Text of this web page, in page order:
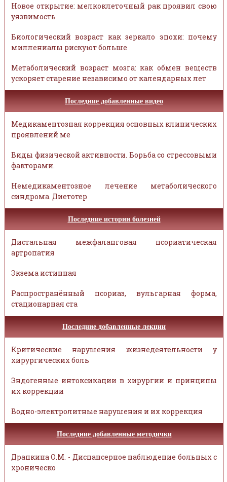
Новое открытие: мелкоклеточный рак проявил свою
уязвимость
Биологический возраст как зеркало эпохи: почему
миллениалы рискуют больше
Метаболический возраст мозга: как обмен веществ
ускоряет старение независимо от календарных лет
Последние добавленные видео
Медикаментозная коррекция основных клинических
проявлений ме
Виды физической активности. Борьба со стрессовыми
факторами.
Немедикаментозное лечение метаболического
синдрома. Диетотер
Последние истории болезней
Дистальная межфаланговая псориатическая
артропатия
Экзема истинная
Распространённый псориаз, вульгарная форма,
стационарная ста
Последние добавленные лекции
Критические нарушения жизнедеятельности у
хирургических боль
Эндогенные интоксикации в хирургии и принципы
их коррекции
Водно-электролитные нарушения и их коррекция
Последние добавленные методички
Драпкина О.М. - Диспансерное наблюдение больных с
хроническо